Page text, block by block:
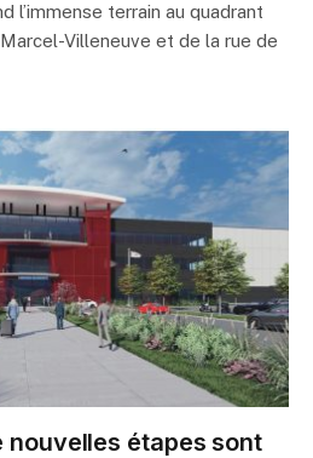
l’immense terrain au quadrant
Villeneuve et de la rue de
nouvelles étapes sont